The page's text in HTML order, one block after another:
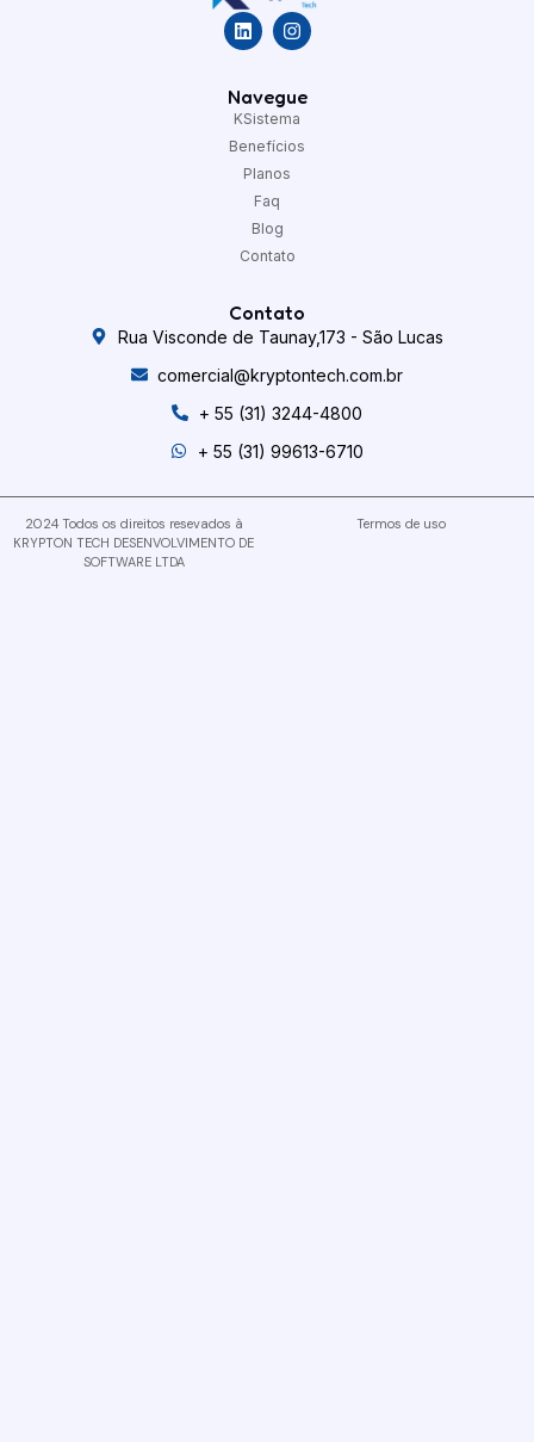
Navegue
KSistema
Benefícios
Planos
Faq
Blog
Contato
Contato
Rua Visconde de Taunay,173 - São Lucas
comercial@kryptontech.com.br
+ 55 (31) 3244-4800
+ 55 (31) 99613-6710
2024 Todos os direitos resevados à
KRYPTON TECH DESENVOLVIMENTO DE
SOFTWARE LTDA
Termos de uso